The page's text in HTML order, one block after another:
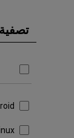
تصفية